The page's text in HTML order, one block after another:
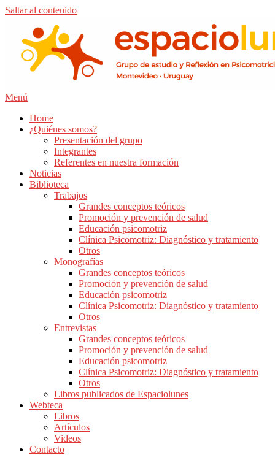
Saltar al contenido
Menú
Home
¿Quiénes somos?
Presentación del grupo
Integrantes
Referentes en nuestra formación
Noticias
Biblioteca
Trabajos
Grandes conceptos teóricos
Promoción y prevención de salud
Educación psicomotriz
Clínica Psicomotriz: Diagnóstico y tratamiento
Otros
Monografías
Grandes conceptos teóricos
Promoción y prevención de salud
Educación psicomotriz
Clínica Psicomotriz: Diagnóstico y tratamiento
Otros
Entrevistas
Grandes conceptos teóricos
Promoción y prevención de salud
Educación psicomotriz
Clínica Psicomotriz: Diagnóstico y tratamiento
Otros
Libros publicados de Espaciolunes
Webteca
Libros
Artículos
Videos
Contacto